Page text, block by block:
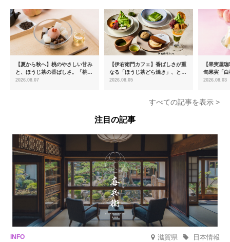
【夏から秋へ】桃のやさしい甘み
と、ほうじ茶の香ばしさ。「桃と
ほうじ茶のあんみつ」を8月中旬
2026.08.07
【伊右衛門カフェ】香ばしさが重
なる「ほうじ茶どら焼き」、とろ
ける「宇治抹茶ティラミス」が新
2026.08.05
【果実屋
旬果実「
限定販売
2026.08.03
すべての記事を表示 >
注目の記事
滋賀県 日本情報